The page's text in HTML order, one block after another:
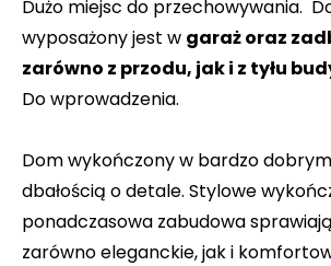
Dużo miejsc do przechowywania.
wyposażony jest w garaż oraz
zarówno z przodu, jak i z tyłu
Do wprowadzenia.
Dom wykończony w bardzo
dbałością o detale. Stylowe
ponadczasowa zabudowa
zarówno eleganckie, jak i